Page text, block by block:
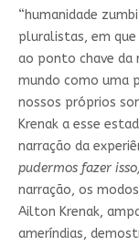
“humanidade
pluralistas, em que
ao ponto chave da
mundo como uma
nossos próprios
Krenak a esse
narração da
pudermos fazer
narração, os
Ailton Krenak,
ameríndias,